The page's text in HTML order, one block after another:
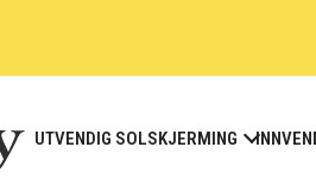
UTVENDIG SOLSKJERMING